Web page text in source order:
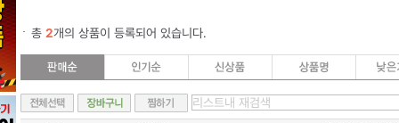
총 2개의 상품이 등록되어 있습니다.